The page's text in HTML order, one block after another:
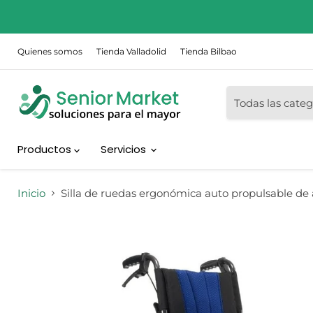
Quienes somos Tienda Valladolid Tienda Bilbao
Todas las
Productos Servicios
Inicio Silla de ruedas ergonómica auto propulsable